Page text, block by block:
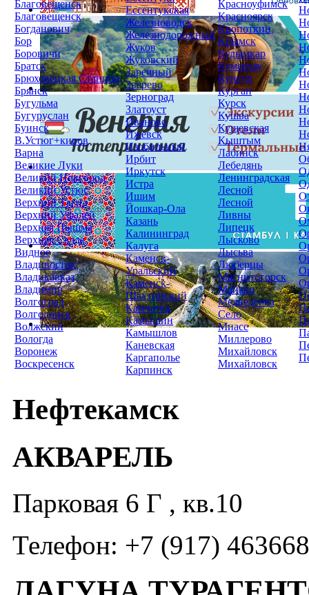
Благовещенск
Благовещенск
Богданович
Бор
Боровичи
Братск
Брюховецкая Станица
Брянск
Бугульма
Бугуруслан
Буинск
В.Устюг+киров
Варна
Великие Луки
Великий Новгород
Великий Устюг
Верхний Тагил
Верхний Уфалей
Верхняя Пышма
Верхняя Салда
Видное
Владивосток
Владикавказ
Владимир
Волгоград
Волгодонск
Волжский
Вологда
Воронеж
Воскресенск
Ессентукская
Железноводск
Железнодорожный
Жуков
Жуковский
Заречный
Зверево
Зерноград
Златоуст
Иваново
Ижевск
Изобильный
Ирбит
Иркутск
Истра
Ишим
Йошкар-Ола
Казань
Калининград
Калуга
Каменск-
Уральский
Каменск-
Шахтинский
Камчатка
Камышин
Камышлов
Каневская
Каргаполье
Карпинск
Красноуфимск
Красноярск
Кропоткин
Крымск
Кудымкар
Кумертау
Кунгур
Курган
Курск
Кушва
Кущевская
Кыштым
Лабинск
Лебедянь
Ленинградская
Лесной
Лесной
Ливны
Липецк
Лысково
Лысьва
Люберцы
Магнитогорск
Майкоп
Медведевка
Село
Миасс
Миллерово
Михайловск
Михайловск
Нефтекамск
АКВАРЕЛЬ
Парковая 6 Г , кв.10
Телефон: +7 (917)